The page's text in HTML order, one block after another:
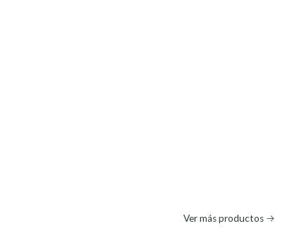
Ver más productos